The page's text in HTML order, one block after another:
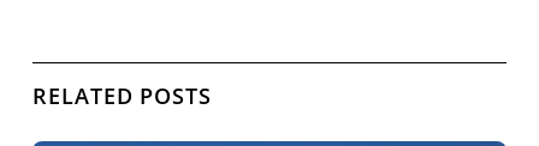
RELATED POSTS